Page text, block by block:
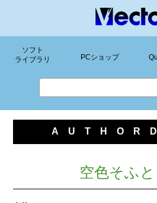
ソフト
ライブラリ
PCショップ
空色そふ